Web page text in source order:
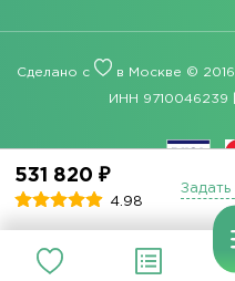
531 820 ₽
4.98
Сделано с в Москве ©
ИНН 9710046239